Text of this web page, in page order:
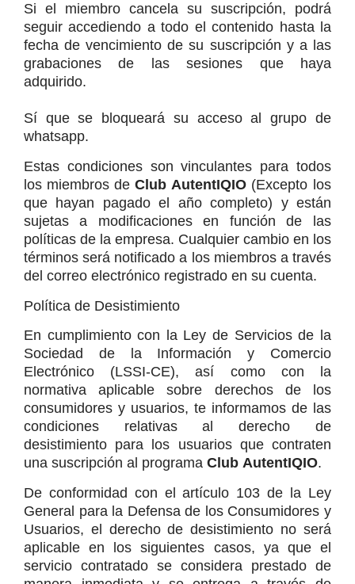
Si el miembro cancela su suscripción, podrá
seguir accediendo a todo el contenido hasta la
fecha de vencimiento de su suscripción y a las
grabaciones de las sesiones que haya
adquirido.
Sí que se bloqueará su acceso al grupo de
whatsapp.
Estas condiciones son vinculantes para todos
los miembros de Club AutentIQIO (Excepto los
que hayan pagado el año completo) y están
sujetas a modificaciones en función de las
políticas de la empresa. Cualquier cambio en los
términos será notificado a los miembros a través
del correo electrónico registrado en su cuenta.
Política de Desistimiento
En cumplimiento con la Ley de Servicios de la
Sociedad de la Información y Comercio
Electrónico (LSSI-CE), así como con la
normativa aplicable sobre derechos de los
consumidores y usuarios, te informamos de las
condiciones relativas al derecho de
desistimiento para los usuarios que contraten
una suscripción al programa Club AutentIQIO.
De conformidad con el artículo 103 de la Ley
General para la Defensa de los Consumidores y
Usuarios, el derecho de desistimiento no será
aplicable en los siguientes casos, ya que el
servicio contratado se considera prestado de